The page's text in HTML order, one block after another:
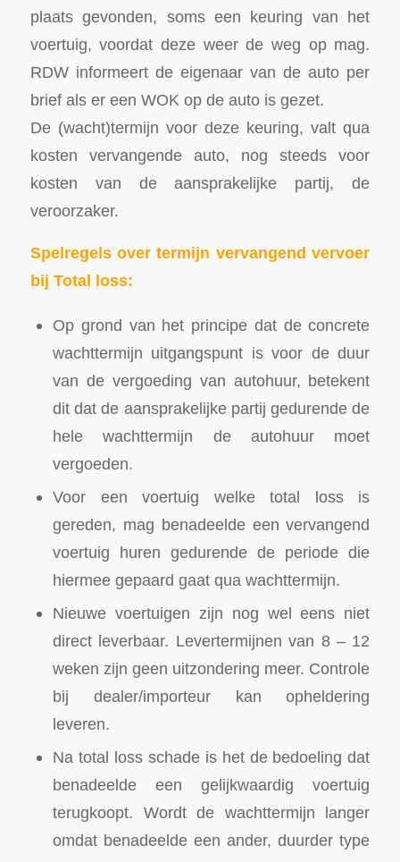
plaats gevonden, soms een keuring van het
voertuig, voordat deze weer de weg op mag.
RDW informeert de eigenaar van de auto per
brief als er een WOK op de auto is gezet.
De (wacht)termijn voor deze keuring, valt qua
kosten vervangende auto, nog steeds voor
kosten van de aansprakelijke partij, de
veroorzaker.
Spelregels over termijn vervangend vervoer
bij Total loss:
Op grond van het principe dat de concrete
wachttermijn uitgangspunt is voor de duur
van de vergoeding van autohuur, betekent
dit dat de aansprakelijke partij gedurende de
hele wachttermijn de autohuur moet
vergoeden.
Voor een voertuig welke total loss is
gereden, mag benadeelde een vervangend
voertuig huren gedurende de periode die
hiermee gepaard gaat qua wachttermijn.
Nieuwe voertuigen zijn nog wel eens niet
direct leverbaar. Levertermijnen van 8 – 12
weken zijn geen uitzondering meer. Controle
bij dealer/importeur kan opheldering
leveren.
Na total loss schade is het de bedoeling dat
benadeelde een gelijkwaardig voertuig
terugkoopt. Wordt de wachttermijn langer
omdat benadeelde een ander, duurder type